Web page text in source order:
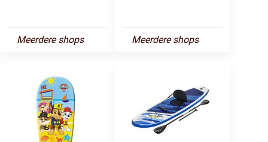
Meerdere shops Meerdere shops